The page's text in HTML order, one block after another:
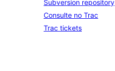
Subversion repository
Consulte no Trac
Trac tickets